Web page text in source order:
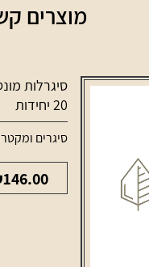
מוצרים
סיגרלות
20 יחידות
סיגרים
146.00